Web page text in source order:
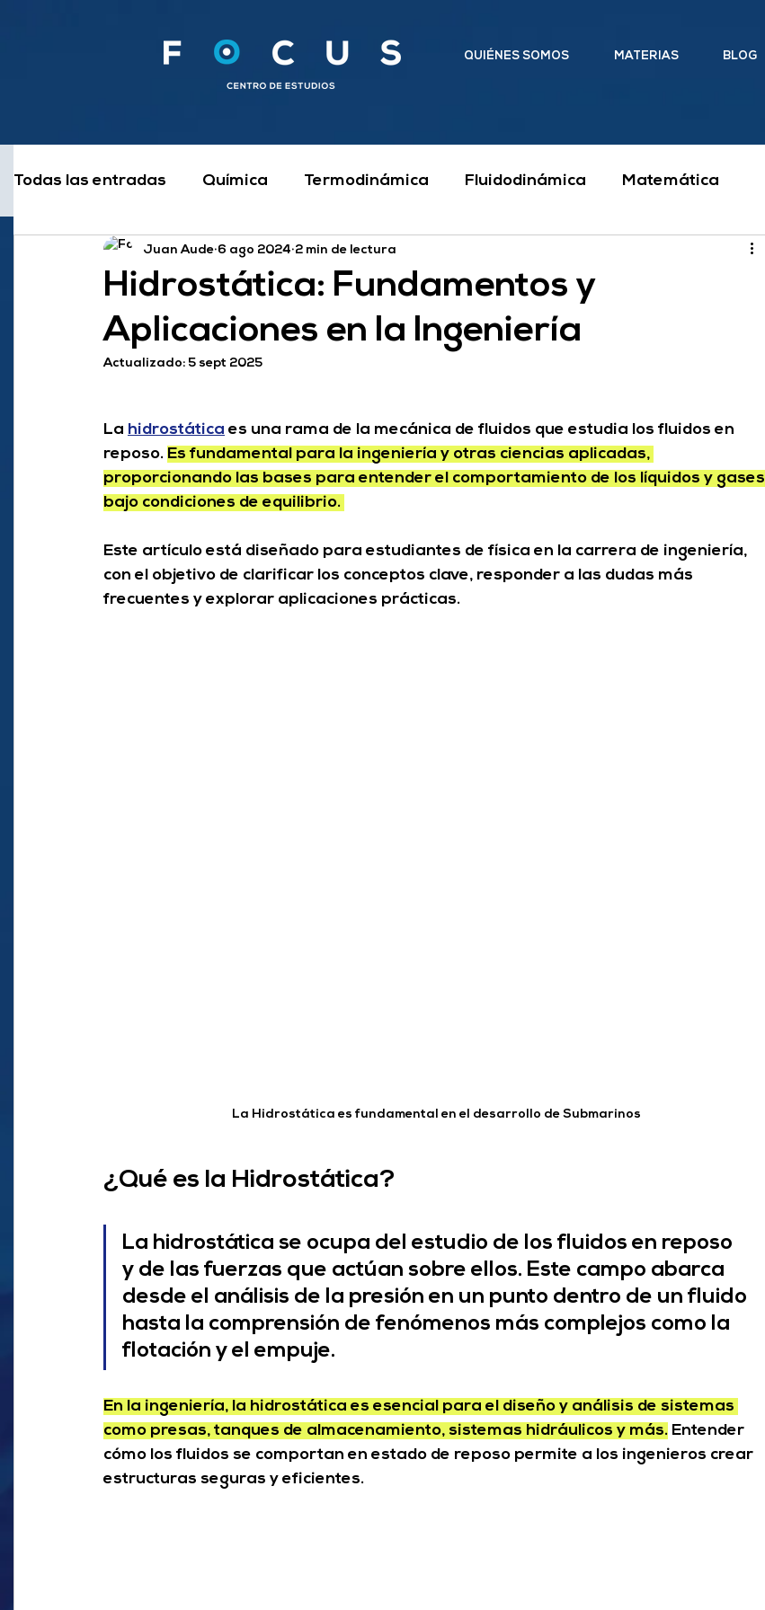
QUIÉNES SOMOS MATERIAS BLOG
Todas las entradas Química Termodinámica Fluidodinámica Matemática
Electrotecnia y Electrónica Estudiar
Automatismos y Controles Física Mecánica y Mecanismos
Hidrostática: Fundamentos y
Aplicaciones en la Ingeniería
Juan Aude 6 ago 2024 2 min de lectura
Actualizado: 5 sept 2025
La hidrostática es una rama de la mecánica de fluidos que estudia los fluidos en
reposo. Es fundamental para la ingeniería y otras ciencias aplicadas,
proporcionando las bases para entender el comportamiento de los líquidos y gases
bajo condiciones de equilibrio.
Este artículo está diseñado para estudiantes de física en la carrera de ingeniería,
con el objetivo de clarificar los conceptos clave, responder a las dudas más
frecuentes y explorar aplicaciones prácticas.
La Hidrostática es fundamental en el desarrollo de Submarinos
¿Qué es la Hidrostática?
La hidrostática se ocupa del estudio de los fluidos en reposo
y de las fuerzas que actúan sobre ellos. Este campo abarca
desde el análisis de la presión en un punto dentro de un fluido
hasta la comprensión de fenómenos más complejos como la
flotación y el empuje.
En la ingeniería, la hidrostática es esencial para el diseño y análisis de sistemas
como presas, tanques de almacenamiento, sistemas hidráulicos y más. Entender
cómo los fluidos se comportan en estado de reposo permite a los ingenieros crear
estructuras seguras y eficientes.